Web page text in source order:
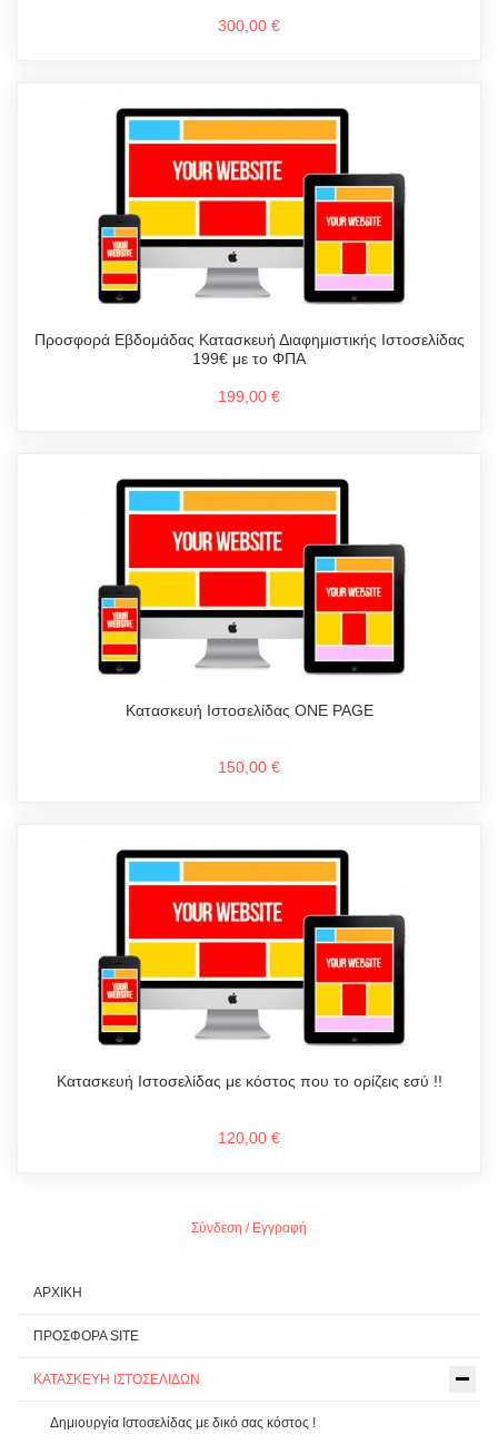
300,00 €
Προσφορά Εβδομάδας Κατασκευή Διαφημιστικής Ιστοσελίδας
199€ με το ΦΠΑ
199,00 €
Κατασκευή Ιστοσελίδας ONE PAGE
150,00 €
Κατασκευή Ιστοσελίδας με κόστος που το ορίζεις εσύ !!
120,00 €
Σύνδεση / Εγγραφή
ΑΡΧΙΚΗ
ΠΡΟΣΦΟΡΑ SITE
ΚΑΤΑΣΚΕΥΗ ΙΣΤΟΣΕΛΙΔΩΝ
Δημιουργία Ιστοσελίδας με δικό σας κόστος !